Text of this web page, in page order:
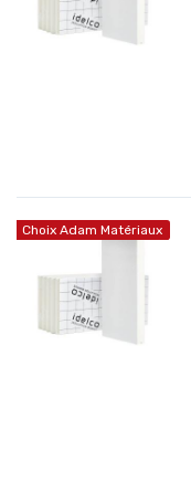
Choix Adam Matériaux